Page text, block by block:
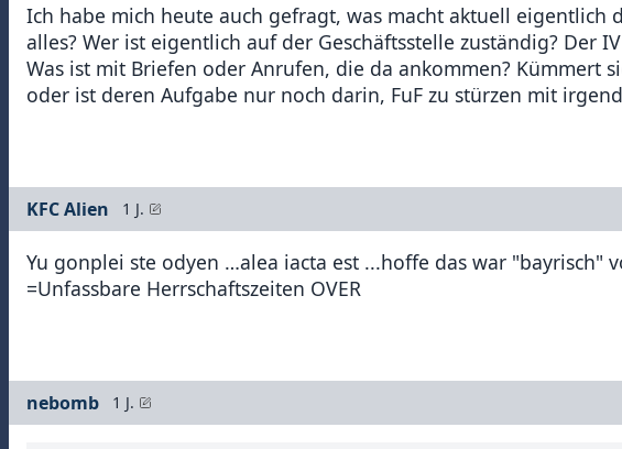
Ich habe mich heute auch gefragt, was macht aktuell eigentlich
alles? Wer ist eigentlich auf der Geschäftsstelle zuständig? Der
Was ist mit Briefen oder Anrufen, die da ankommen? Kümmert
oder ist deren Aufgabe nur noch darin, FuF zu stürzen mit
KFC Alien 1 J.
Yu gonplei ste odyen …alea iacta est ...hoffe das war "bayrisch"
=Unfassbare Herrschaftszeiten OVER
nebomb 1 J.